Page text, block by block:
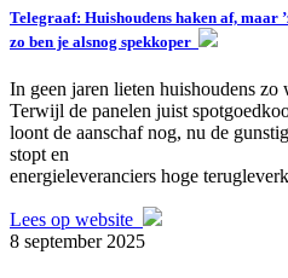
Telegraaf: Huishoudens haken af, maar
zo ben je alsnog spekkoper
In geen jaren lieten huishoudens zo
Terwijl de panelen juist
loont de aanschaf nog, nu de
stopt en
energieleveranciers hoge
Lees op website
8 september 2025